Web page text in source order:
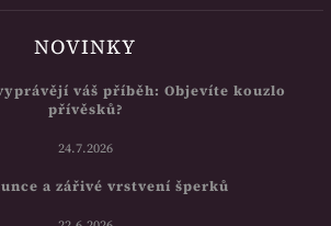
NOVINKY
váš příběh: Objevíte kouzlo
přívěsků?
24.7.2026
a zářivé vrstvení šperků